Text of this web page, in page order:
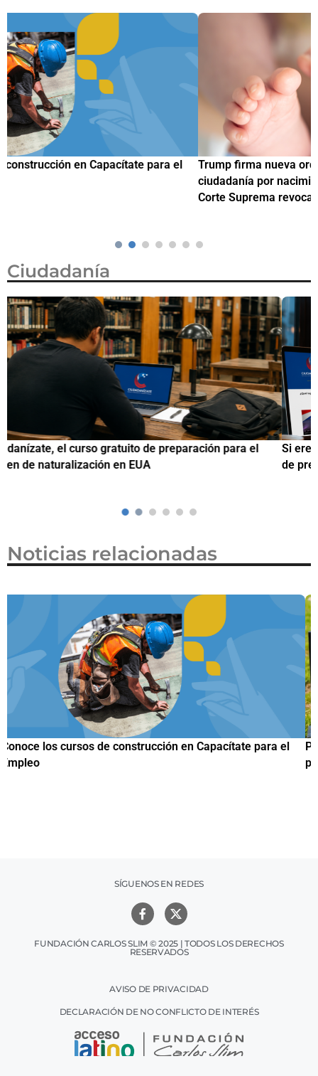
Trump firma nueva orden ejecutiva para restringir la
ciudadanía por nacimiento, semanas después de que la
Corte Suprema revocara su primer intento
Ciudadanía
Si eres residente ingresa a Ciudadanízate, el curso gratuito
de preparación para el examen de naturalización en EUA
Noticias relacionadas
Papuchis y el Sueño Michoacano como alternativa
productiva
SÍGUENOS EN REDES
FUNDACIÓN CARLOS SLIM © 2025 | TODOS LOS DERECHOS
RESERVADOS
AVISO DE PRIVACIDAD
DECLARACIÓN DE NO CONFLICTO DE INTERÉS